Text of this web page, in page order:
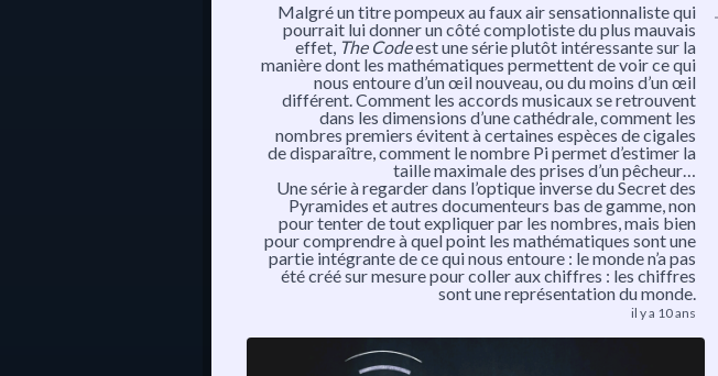
Malgré un titre pompeux au faux air sensationnaliste qui
pourrait lui donner un côté complotiste du plus mauvais
effet, The Codeest une série plutôt intéressante sur la
manière dont les mathématiques permettent de voir ce qui
nous entoure d’un œil nouveau, ou du moins d’un œil
différent. Comment les accords musicaux se retrouvent
dans les dimensions d’une cathédrale, comment les
nombres premiers évitent à certaines espèces de cigales
de disparaître, comment le nombre Pi permet d’estimer la
taille maximale des prises d’un pêcheur…
Une série à regarder dans l’optique inverse du Secret des
Pyramides et autres documenteurs bas de gamme, non
pour tenter de tout expliquer par les nombres, mais bien
pour comprendre à quel point les mathématiques sont une
partie intégrante de ce qui nous entoure : le monde n’a pas
été créé sur mesure pour coller aux chiffres : les chiffres
sont une représentation du monde.
il y a 10 ans